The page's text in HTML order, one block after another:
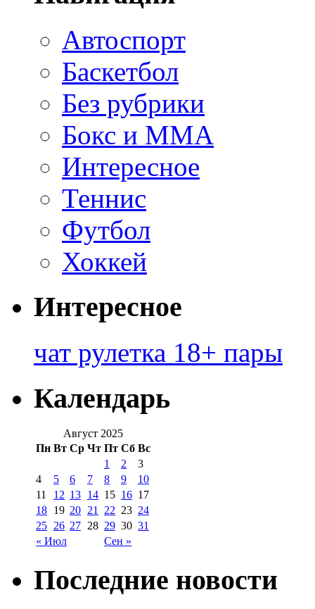
Автоспорт
Баскетбол
Без рубрики
Бокс и ММА
Интересное
Теннис
Футбол
Хоккей
Интересное
чат рулетка 18+ пары
Календарь
Август 2025
Пн Вт Ср Чт Пт Сб Вс
« Июл Сен »
1 2
3
4
5 6 7 8 9
10
11
12 13 14 15 16 17
18 19 20 21 22 23 24
25 26 27 28 29 30 31
Последние новости